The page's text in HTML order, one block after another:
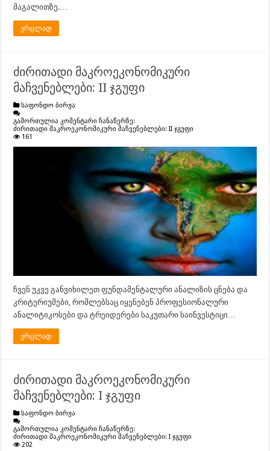
მაგალითზე.…
ვრცლად
ძირითადი მაკროეკონომიკური
მაჩვენებლები: II ჯგუფი
საფონდო ბირჟა
გამორთულია კომენტარი ჩანაწერზე:
ძირითადი მაკროეკონომიკური მაჩვენებლები: II ჯგუფი
161
ჩვენ უკვე განვიხილეთ ფუნდამენტალური ანალიზის ცნება და
კრიტერიუმები, რომლებსაც იყენებენ პროფესიონალური
ანალიტიკოსები და ტრეიდერები საკუთარი საინვესტიცი…
ვრცლად
ძირითადი მაკროეკონომიკური
მაჩვენებლები: I ჯგუფი
საფონდო ბირჟა
გამორთულია კომენტარი ჩანაწერზე:
ძირითადი მაკროეკონომიკური მაჩვენებლები: I ჯგუფი
202